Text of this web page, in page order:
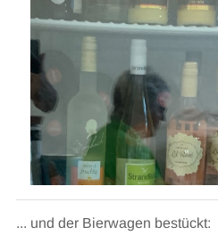
... und der Bierwagen bestückt: